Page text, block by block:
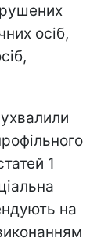
осіб,
1
на